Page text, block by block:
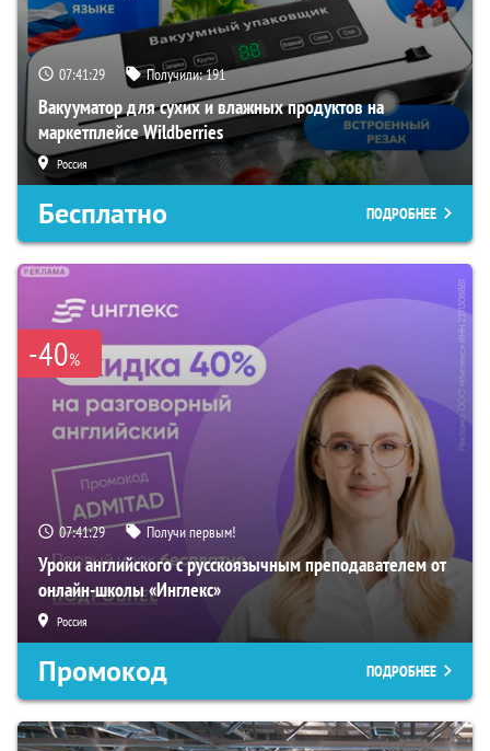
07:41:28 Получили:191
Вакууматор для сухих и влажных продуктов на
маркетплейсе Wildberries
Россия
Бесплатно ПОДРОБНЕЕ
-40%
07:41:28 Получи первым!
Уроки английского с русскоязычным преподавателем от
онлайн-школы «Инглекс»
Россия
Промокод ПОДРОБНЕЕ